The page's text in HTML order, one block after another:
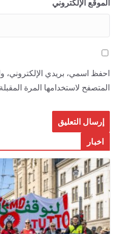
الموقع الإلكتروني
احفظ اسمي، بريدي الإلكتروني،
المتصفح لاستخدامها المرة
اخبار